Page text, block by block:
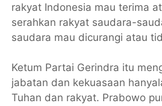
rakyat Indonesia mau terima
serahkan rakyat saudara-
saudara mau dicurangi atau
Ketum Partai Gerindra itu
jabatan dan kekuasaan
Tuhan dan rakyat. Prabowo